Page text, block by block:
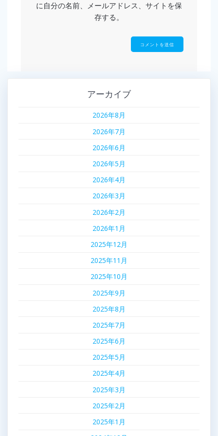
に自分の名前、メールアドレス、サイトを保
存する。
アーカイブ
2026年8月
2026年7月
2026年6月
2026年5月
2026年4月
2026年3月
2026年2月
2026年1月
2025年12月
2025年11月
2025年10月
2025年9月
2025年8月
2025年7月
2025年6月
2025年5月
2025年4月
2025年3月
2025年2月
2025年1月